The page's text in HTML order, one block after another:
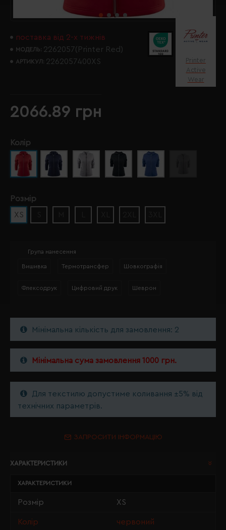
поставка від 2-х тижнів
МОДЕЛЬ: 2262057(Printer Red)
АРТИКУЛ: 2262057400XS
Printer
Active
Wear
2066.89 грн
Колір
Розмір
XS
Група нанесення
Вишивка Термотрансфер Шовкографія
Флексодрук Цифровий друк Шеврон
Мінімальна кількість для замовлення: 2
Мінімальна сума замовлення 1000 грн.
Для текстилю допустиме коливання ±5% від
технічних параметрів.
ЗАПРОСИТИ ІНФОРМАЦІЮ
ХАРАКТЕРИСТИКИ
ХАРАКТЕРИСТИКИ
Розмір XS
Колір червоний